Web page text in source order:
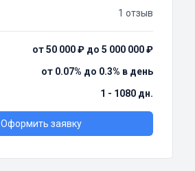
1 отзыв
от 50 000 ₽ до 5 000 000 ₽
от 0.07% до 0.3% в день
1 - 1080 дн.
Оформить заявку